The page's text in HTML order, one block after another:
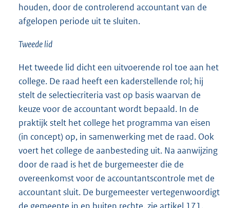
houden, door de controlerend accountant van de
afgelopen periode uit te sluiten.
Tweede lid
Het tweede lid dicht een uitvoerende rol toe aan het
college. De raad heeft een kaderstellende rol; hij
stelt de selectiecriteria vast op basis waarvan de
keuze voor de accountant wordt bepaald. In de
praktijk stelt het college het programma van eisen
(in concept) op, in samenwerking met de raad. Ook
voert het college de aanbesteding uit. Na aanwijzing
door de raad is het de burgemeester die de
overeenkomst voor de accountantscontrole met de
accountant sluit. De burgemeester vertegenwoordigt